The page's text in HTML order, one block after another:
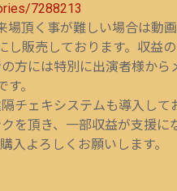
7288213
頂く事が難しい場合は動
販売しております。収益
方には特別に出演者様か
。
チェキシステムも導入して
を頂き、一部収益が支援に
入よろしくお願いします。